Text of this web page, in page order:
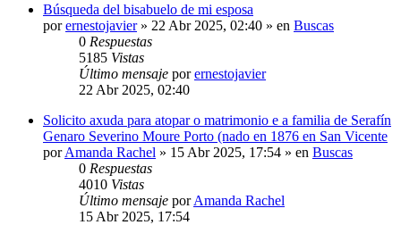
Búsqueda del bisabuelo de mi esposa
porernestojavier» 22 Abr 2025, 02:40 » en Buscas
0 Respuestas
5185 Vistas
Último mensaje porernestojavier
22 Abr 2025, 02:40
Solicito axuda para atopar o matrimonio e a familia de Serafín
Genaro Severino Moure Porto (nado en 1876 en San Vicente
porAmanda Rachel » 15 Abr 2025, 17:54 » en Buscas
0 Respuestas
4010 Vistas
Último mensaje porAmanda Rachel
15 Abr 2025, 17:54